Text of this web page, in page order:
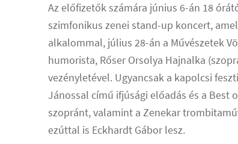
Az előfizetők számára június 6-án 18
szimfonikus zenei stand-up koncert,
alkalommal, július 28-án a Művészetek
humorista, Rőser Orsolya Hajnalka
vezényletével. Ugyancsak a kapolcsi
Jánossal című ifjúsági előadás és a Best
szopránt, valamint a Zenekar
ezúttal is Eckhardt Gábor lesz.